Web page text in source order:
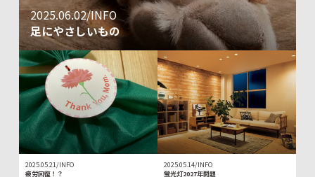
2025.06.02/INFO
足にやさしいもの
2025.05.21/INFO
疲労回復！？
2025.05.14/INFO
蛍光灯2027年問題